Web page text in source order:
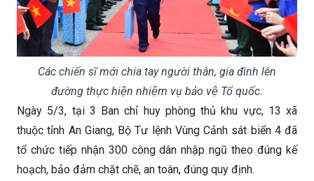
Các chiến sĩ mới chia tay người thân, gia đình lên
đường thực hiện nhiệm vụ bảo vệ Tổ quốc.
Ngày 5/3, tại 3 Ban chỉ huy phòng thủ khu vực, 13 xã
thuộc tỉnh An Giang, Bộ Tư lệnh Vùng Cảnh sát biển 4 đã
tổ chức tiếp nhận 300 công dân nhập ngũ theo đúng kế
hoạch, bảo đảm chặt chẽ, an toàn, đúng quy định.